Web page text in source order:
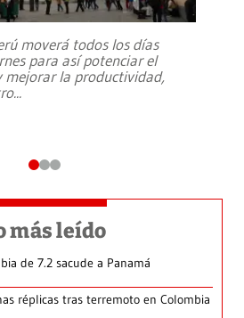
moverá todos los días
para así potenciar el
mejorar la productividad,
...
más leído
de 7.2 sacude a Panamá
réplicas tras terremoto en Colombia